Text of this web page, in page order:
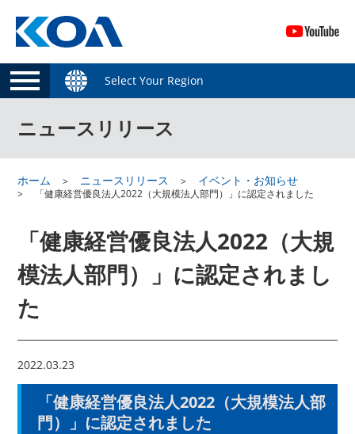
Select Your Region
ニュースリリース
ホーム ニュースリリース イベント・お知らせ
「健康経営優良法人2022（大規模法人部門）」に認定されました
「健康経営優良法人2022（大規
模法人部門）」に認定されまし
た
2022.03.23
「健康経営優良法人2022（大規模法人部
門）」に認定されました